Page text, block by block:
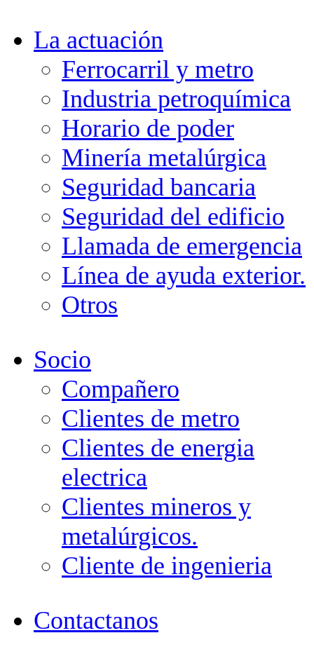
La actuación
Ferrocarril y metro
Industria petroquímica
Horario de poder
Minería metalúrgica
Seguridad bancaria
Seguridad del edificio
Llamada de emergencia
Línea de ayuda exterior.
Otros
Socio
Compañero
Clientes de metro
Clientes de energia
electrica
Clientes mineros y
metalúrgicos.
Cliente de ingenieria
Contactanos